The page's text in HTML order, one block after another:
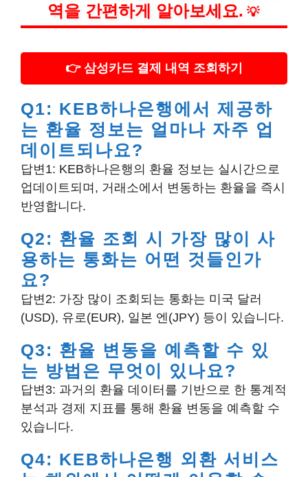
역을 간편하게 알아보세요. 💡
👉 삼성카드 결제 내역 조회하기
Q1: KEB하나은행에서 제공하
는 환율 정보는 얼마나 자주 업
데이트되나요?
답변1: KEB하나은행의 환율 정보는 실시간으로
업데이트되며, 거래소에서 변동하는 환율을 즉시
반영합니다.
Q2: 환율 조회 시 가장 많이 사
용하는 통화는 어떤 것들인가
요?
답변2: 가장 많이 조회되는 통화는 미국 달러
(USD), 유로(EUR), 일본 엔(JPY) 등이 있습니다.
Q3: 환율 변동을 예측할 수 있
는 방법은 무엇이 있나요?
답변3: 과거의 환율 데이터를 기반으로 한 통계적
분석과 경제 지표를 통해 환율 변동을 예측할 수
있습니다.
Q4: KEB하나은행 외환 서비스